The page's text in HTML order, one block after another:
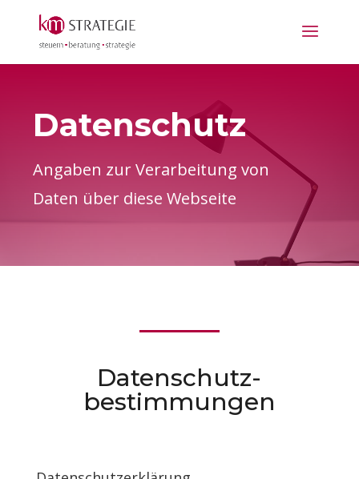
Datenschutz
Angaben zur Verarbeitung von
Daten über diese Webseite
Datenschutz-
bestimmungen